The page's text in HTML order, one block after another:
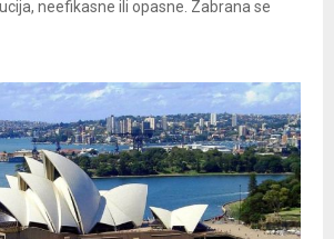
neefikasne ili opasne. Zabrana se